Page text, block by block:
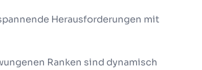
Herausforderungen mit
Ranken sind dynamisch